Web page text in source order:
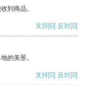
到商品。
支持[0] 反对[0]
的美景。
支持[0] 反对[0]